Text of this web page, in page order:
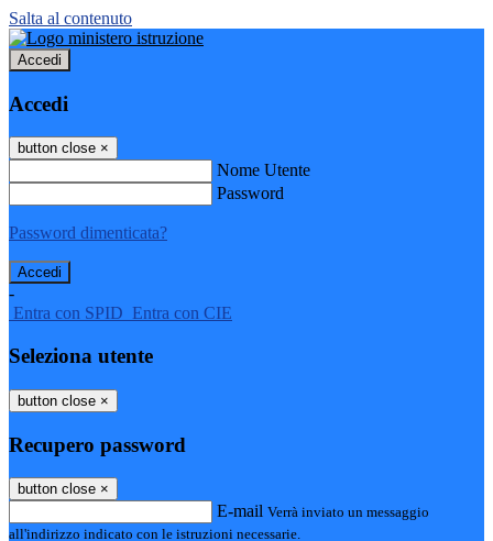
Salta al contenuto
Accedi
Accedi
button close ×
Nome Utente
Password
Password dimenticata?
-
Entra con SPID Entra con CIE
Seleziona utente
button close ×
Recupero password
button close ×
E-mail Verrà inviato un messaggio
all'indirizzo indicato con le istruzioni necessarie.